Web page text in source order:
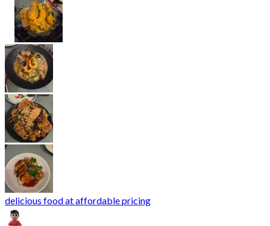
delicious food at affordable pricing